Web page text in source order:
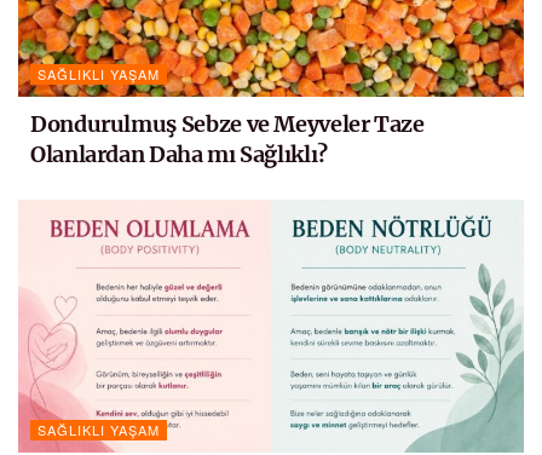
SAĞLIKLI YAŞAM
Dondurulmuş Sebze ve Meyveler Taze
Olanlardan Daha mı Sağlıklı?
SAĞLIKLI YAŞAM